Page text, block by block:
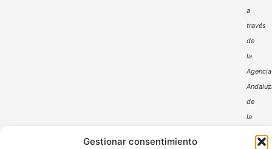
Gestionar consentimiento
a
través
de
la
Agencia
de
la